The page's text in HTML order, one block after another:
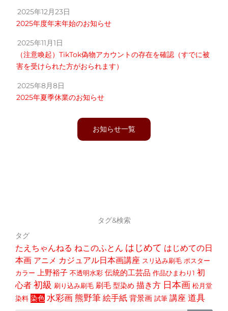
2025年12月23日
2025年度年末年始のお知らせ
2025年11月1日
（注意喚起）TikTok偽物アカウントの存在を確認（すでに被
害を受けられた方がおられます）
2025年8月8日
2025年夏季休業のお知らせ
お知らせ一覧
タグ&検索
タグ
たえちゃんねる ねこのふとん はじめて はじめての日
本画 アニメ カジュアル日本画講座 スリ込み刷毛 ポスター
カラー 上野裕子 不透明水彩 伝統的工芸品 作品ひまわり1 初
心者 初級 刷り込み刷毛 刷毛 型染め 描き方 日本画 松月堂
染料 染色 水彩画 熊野筆 絵手紙 背景画 試筆 講座 道具